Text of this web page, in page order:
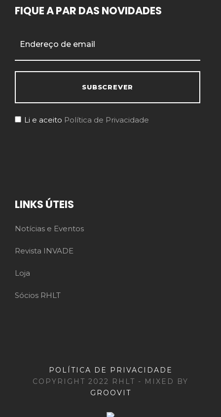
FIQUE A PAR DAS NOVIDADES
Li e aceito Política de Privacidade
LINKS ÚTEIS
Notícias e Eventos
Revista INVADE
Loja
Sócios RHLT
POLÍTICA DE PRIVACIDADE
COPYRIGHT 2022 RHLT - MIXED BY
GROOVIT